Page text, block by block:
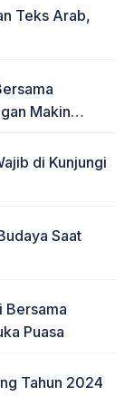
Teks Arab,
Makin
di Kunjungi
Saat
Bersama
Puasa
Tahun 2024